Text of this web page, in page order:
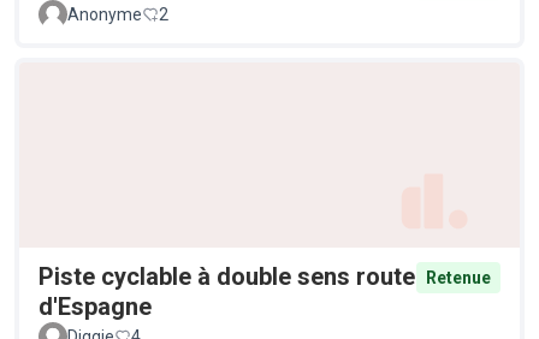
Anonyme
2
Piste cyclable à double sens route
d'Espagne
Retenue